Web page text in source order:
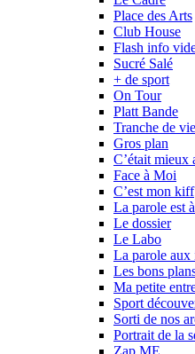
Place des Arts
Club House
Flash info
Sucré Salé
+ de sport
On Tour
Platt Bande
Tranche de vie
Gros plan
C’était
Face à Moi
C’est mon kiff
La parole est
Le dossier
Le Labo
La parole aux
Les bons
Ma petite
Sport
Sorti de nos
Portrait de la
Zap ME